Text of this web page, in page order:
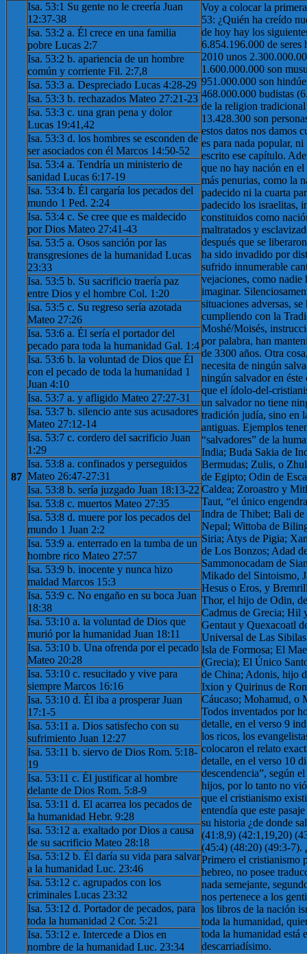
87
Isa. 53:1 Su gente no le creería Juan
12:37-38
Voy a colocar la
53: ¿Quién ha creído
de hoy hay los
6.854.196.000 de seres
2010 unos
1.600.000.000 son
951.000.000 son
468.000.000 budistas
de la religion
13.428.300 son
estos datos nos damos
es para nada popular,
escrito ese capítulo.
que no hay nación en
más penurias, como la
padecido ni la cuarta
padecido los israelitas,
constituidos como
maltratados y
después que se
ha sido invadido por
sufrido innumerable
vejaciones, como nadie
imaginar.
situaciones adversas,
cumpliendo con la
Moshé/Moisés,
por palabra, han
de 3300 años. Otra
necesita de ningún
ningún salvador en
que el ídolo-del-
un salvador no tiene
tradición judía, sino en
antiguas. Ejemplos
“salvadores” de la
India; Buda Sakia de
Bermudas; Zulis, o
de Egipto; Odin de
Caldea; Zoroastro y
Taut, “el único
Indra de Thibet; Bali de
Nepal; Wittoba de
Siria; Atys de Pigia;
de Los Bonzos; Adad
Sammonocadam de
Mikado del Sintoismo,
Hesus o Eros, y
Thor, el hijo de Odin,
Cadmus de Grecia; Hil
Gentaut y Quexacoatl
Universal de Las
Isla de Formosa; El
(Grecia); El Único
de China; Adonis, hijo
Ixion y Quirinus de
Cáucaso; Mohamud, o
Todos inventados por
detalle, en el verso 9
los ricos, los
colocaron el relato
detalle, en el verso 10
descendencia”, según
hijos, por lo tanto no
que el cristianismo
entendía que este
su historia ¿de donde
(41:8,9) (42:1,19,20)
(45:4) (48:20) (49:3-7).
Primero el cristianismo
hebreo, no posee
nada semejante,
nos pertenece a los
los libros de la nación
toda la humanidad,
toda la humanidad está
descarriadísimo.
Isa. 53:2 a. Él crece en una familia
pobre Lucas 2:7
Isa. 53:2 b. apariencia de un hombre
común y corriente Fil. 2:7,8
Isa. 53:3 a. Despreciado Lucas 4:28-29
Isa. 53:3 b. rechazados Mateo 27:21-23
Isa. 53:3 c. una gran pena y dolor
Lucas 19:41,42
Isa. 53:3 d. los hombres se esconden de
ser asociados con él Marcos 14:50-52
Isa. 53:4 a. Tendría un ministerio de
sanidad Lucas 6:17-19
Isa. 53:4 b. Él cargaría los pecados del
mundo 1 Ped. 2:24
Isa. 53:4 c. Se cree que es maldecido
por Dios Mateo 27:41-43
Isa. 53:5 a. Osos sanción por las
transgresiones de la humanidad Lucas
23:33
Isa. 53:5 b. Su sacrificio traería paz
entre Dios y el hombre Col. 1:20
Isa. 53:5 c. Su regreso sería azotada
Mateo 27:26
Isa. 53:6 a. Él sería el portador del
pecado para toda la humanidad Gal. 1:4
Isa. 53:6 b. la voluntad de Dios que Él
con el pecado de toda la humanidad 1
Juan 4:10
Isa. 53:7 a. y afligido Mateo 27:27-31
Isa. 53:7 b. silencio ante sus acusadores
Mateo 27:12-14
Isa. 53:7 c. cordero del sacrificio Juan
1:29
Isa. 53:8 a. confinados y perseguidos
Mateo 26:47-27:31
Isa. 53:8 b. sería juzgado Juan 18:13-22
Isa. 53:8 c. muertos Mateo 27:35
Isa. 53:8 d. muere por los pecados del
mundo 1 Juan 2:2
Isa. 53:9 a. enterrado en la tumba de un
hombre rico Mateo 27:57
Isa. 53:9 b. inocente y nunca hizo
maldad Marcos 15:3
Isa. 53:9 c. No engaño en su boca Juan
18:38
Isa. 53:10 a. la voluntad de Dios que
murió por la humanidad Juan 18:11
Isa. 53:10 b. Una ofrenda por el pecado
Mateo 20:28
Isa. 53:10 c. resucitado y vive para
siempre Marcos 16:16
Isa. 53:10 d. Él iba a prosperar Juan
17:1-5
Isa. 53:11 a. Dios satisfecho con su
sufrimiento Juan 12:27
Isa. 53:11 b. siervo de Dios Rom. 5:18-
19
Isa. 53:11 c. Él justificar al hombre
delante de Dios Rom. 5:8-9
Isa. 53:11 d. El acarrea los pecados de
la humanidad Hebr. 9:28
Isa. 53:12 a. exaltado por Dios a causa
de su sacrificio Mateo 28:18
Isa. 53:12 b. Él daría su vida para salvar
a la humanidad Luc. 23:46
Isa. 53:12 c. agrupados con los
criminales Lucas 23:32
Isa. 53:12 d. Portador de pecados, para
toda la humanidad 2 Cor. 5:21
Isa. 53:12 e. Intercede a Dios en
nombre de la humanidad Luc. 23:34